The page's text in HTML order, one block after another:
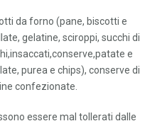
da forno (pane, biscotti e
gelatine, sciroppi, succhi di
e
purea e chips), conserve di
confezionate.
essere mal tollerati dalle